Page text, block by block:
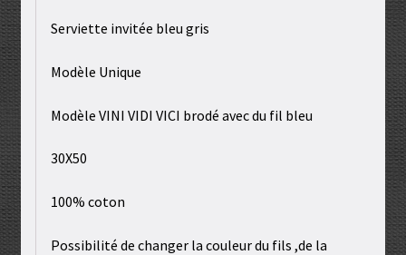
Serviette invitée bleu gris
Modèle Unique
Modèle VINI VIDI VICI brodé avec du fil bleu
30X50
100% coton
Possibilité de changer la couleur du fils ,de la